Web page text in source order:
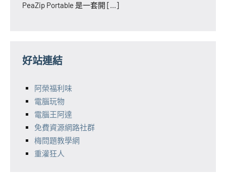
PeaZip Portable 是一套開 [...]
好站連結
阿榮福利味
電腦玩物
電腦王阿達
免費資源網路社群
梅問題教學網
重灌狂人